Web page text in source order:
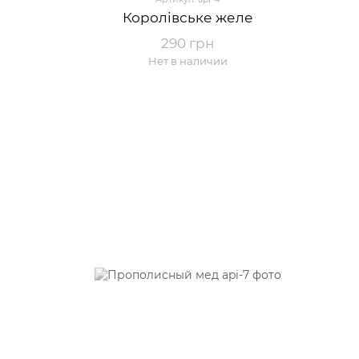
Королівське желе
290 грн
Нет в наличии